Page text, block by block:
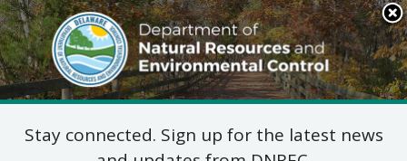
Search
This
Site
DNREC Menu
Stay connected. Sign up for the latest news